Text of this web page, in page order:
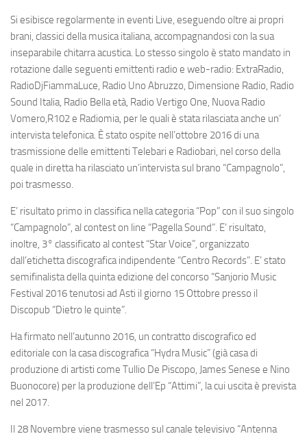
Si esibisce regolarmente in eventi Live, eseguendo oltre ai propri
brani, classici della musica italiana, accompagnandosi con la sua
inseparabile chitarra acustica. Lo stesso singolo è stato mandato in
rotazione dalle seguenti emittenti radio e web-radio: ExtraRadio,
RadioDjFiammaLuce, Radio Uno Abruzzo, Dimensione Radio, Radio
Sound Italia, Radio Bella età, Radio Vertigo One, Nuova Radio
Vomero,R102 e Radiomia, per le quali è stata rilasciata anche un’
intervista telefonica. È stato ospite nell’ottobre 2016 di una
trasmissione delle emittenti Telebari e Radiobari, nel corso della
quale in diretta ha rilasciato un’intervista sul brano “Campagnolo”,
poi trasmesso.
E’ risultato primo in classifica nella categoria “Pop” con il suo singolo
“Campagnolo”, al contest on line “Pagella Sound”. E’ risultato,
inoltre, 3° classificato al contest “Star Voice”, organizzato
dall’etichetta discografica indipendente “Centro Records”. E’ stato
semifinalista della quinta edizione del concorso “Sanjorio Music
Festival 2016 tenutosi ad Asti il giorno 15 Ottobre presso il
Discopub “Dietro le quinte”.
Ha firmato nell’autunno 2016, un contratto discografico ed
editoriale con la casa discografica “Hydra Music” (già casa di
produzione di artisti come Tullio De Piscopo, James Senese e Nino
Buonocore) per la produzione dell’Ep “Attimi”, la cui uscita è prevista
nel 2017.
Il 28 Novembre viene trasmesso sul canale televisivo “Antenna